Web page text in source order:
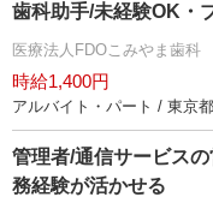
歯科助手/未経験OK・
医療法人FDOこみやま歯科
時給1,400円
アルバイト・パート / 東京都
管理者/通信サービス
務経験が活かせる